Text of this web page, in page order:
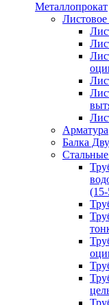
Металлопрокат
Листовое
Арматура
Балка